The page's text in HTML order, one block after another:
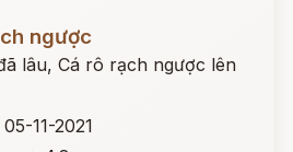
ngược
lâu, Cá rô rạch ngược lên
05-11-2021